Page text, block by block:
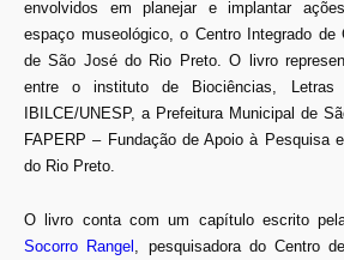
envolvidos em planejar e implantar
espaço museológico, o Centro Integrado de
de São José do Rio Preto. O livro
entre o instituto de Biociências,
IBILCE/UNESP, a Prefeitura Municipal de
FAPERP – Fundação de Apoio à Pesquisa
do Rio Preto.
O livro conta com um capítulo escrito
Socorro Rangel
, pesquisadora do Centro